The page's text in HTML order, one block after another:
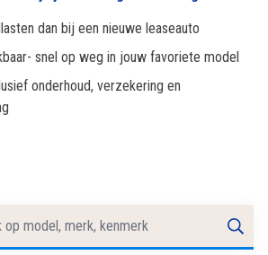
dan bij een nieuwe leaseauto
snel op weg in jouw favoriete model
onderhoud, verzekering en